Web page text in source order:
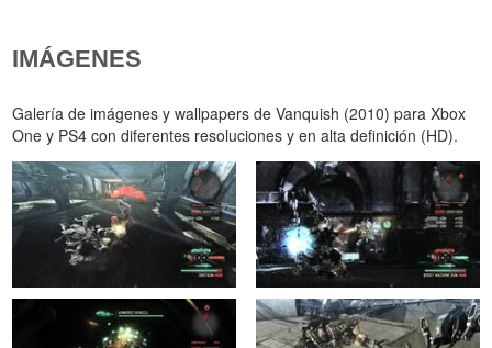
IMÁGENES
Galería de imágenes y wallpapers de Vanquish (2010) para Xbox
One y PS4 con diferentes resoluciones y en alta definición (HD).